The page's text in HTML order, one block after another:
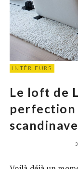
INTÉRIEURS
Le loft de
perfection
scandinave